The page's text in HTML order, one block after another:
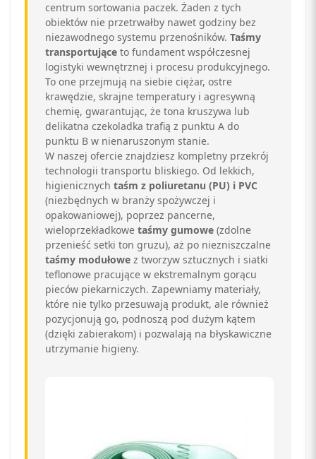
centrum sortowania paczek. Żaden z tych
obiektów nie przetrwałby nawet godziny bez
niezawodnego systemu przenośników. Taśmy
transportujące to fundament współczesnej
logistyki wewnętrznej i procesu produkcyjnego.
To one przejmują na siebie ciężar, ostre
krawędzie, skrajne temperatury i agresywną
chemię, gwarantując, że tona kruszywa lub
delikatna czekoladka trafią z punktu A do
punktu B w nienaruszonym stanie.
W naszej ofercie znajdziesz kompletny przekrój
technologii transportu bliskiego. Od lekkich,
higienicznych taśm z poliuretanu (PU) i PVC
(niezbędnych w branży spożywczej i
opakowaniowej), poprzez pancerne,
wieloprzekładkowe taśmy gumowe (zdolne
przenieść setki ton gruzu), aż po niezniszczalne
taśmy modułowe z tworzyw sztucznych i siatki
teflonowe pracujące w ekstremalnym gorącu
pieców piekarniczych. Zapewniamy materiały,
które nie tylko przesuwają produkt, ale również
pozycjonują go, podnoszą pod dużym kątem
(dzięki zabierakom) i pozwalają na błyskawiczne
utrzymanie higieny.